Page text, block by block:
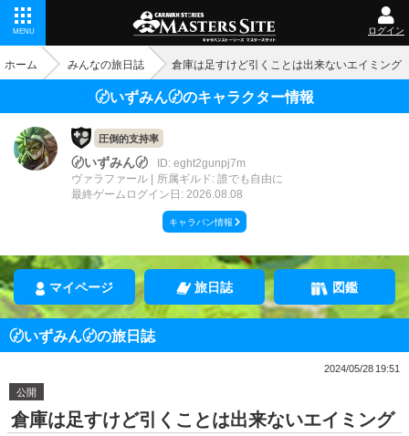
MENU ログイン
ホーム みんなの旅日誌 倉庫は足すけど引くことは出来ないエイミング
〄いずみん〄のキャラクター情報
圧倒的支持率
〄いずみん〄
ID: eght2gunpj7m
ヴァラファール
所属ギルド: 誰でも自由に
最終ゲームログイン日: 2026.08.08
キャラバン情報
マイページ 旅日誌 図鑑
〄いずみん〄の旅日誌
2024/05/28 19:51
公開
倉庫は足すけど引くことは出来ないエイミング